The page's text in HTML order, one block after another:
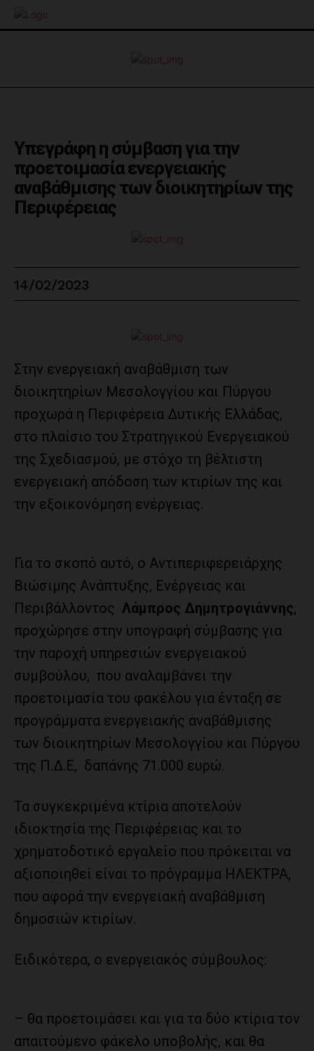
Υπεγράφη η σύμβαση για την
προετοιμασία ενεργειακής
αναβάθμισης των διοικητηρίων της
Περιφέρειας
14/02/2023
Στην ενεργειακή αναβάθμιση των
διοικητηρίων Μεσολογγίου και Πύργου
προχωρά η Περιφέρεια Δυτικής Ελλάδας,
στο πλαίσιο του Στρατηγικού Ενεργειακού
της Σχεδιασμού, με στόχο τη βέλτιστη
ενεργειακή απόδοση των κτιρίων της και
την εξοικονόμηση ενέργειας.
Για το σκοπό αυτό, ο Αντιπεριφερειάρχης
Βιώσιμης Ανάπτυξης, Ενέργειας και
Περιβάλλοντος Λάμπρος Δημητρογιάννης,
προχώρησε στην υπογραφή σύμβασης για
την παροχή υπηρεσιών ενεργειακού
συμβούλου, που αναλαμβάνει την
προετοιμασία του φακέλου για ένταξη σε
προγράμματα ενεργειακής αναβάθμισης
των διοικητηρίων Μεσολογγίου και Πύργου
της Π.Δ.Ε, δαπάνης 71.000 ευρώ.
Τα συγκεκριμένα κτίρια αποτελούν
ιδιοκτησία της Περιφέρειας και το
χρηματοδοτικό εργαλείο που πρόκειται να
αξιοποιηθεί είναι το πρόγραμμα ΗΛΕΚΤΡΑ,
που αφορά την ενεργειακή αναβάθμιση
δημοσιών κτιρίων.
Ειδικότερα, ο ενεργειακός σύμβουλος:
– θα προετοιμάσει και για τα δύο κτίρια τον
απαιτούμενο φάκελο υποβολής, και θα